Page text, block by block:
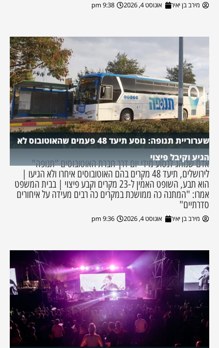
מירב בן יאיר אוגוסט 4, 2026 9:38 pm
שערוריית תנופה: נוסע תיעד 48 פעמים שהאוטובוס לא
הגיע וקיבל פיצוי
אדם שנוהג לנסוע מידי יום דרך חברת האוטובוסים "תנופה"
לירושלים, תיעד 48 מקרים בהם האוטובוסים איחרו ולא הגיעו |
הוא תבע, השופט האמין ל-23 מקרים וקבע פיצוי | בבית המשפט
אמרו: "המתנה כה ממושכת במקרים כה רבים מעידה על איחורים
סדרתיים"
מירב בן יאיר אוגוסט 4, 2026 9:36 pm